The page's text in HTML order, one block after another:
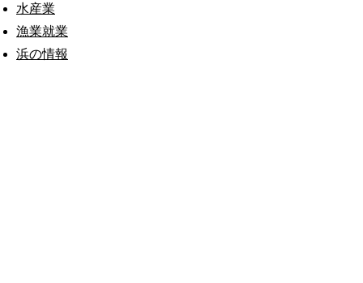
水産業
漁業就業
浜の情報